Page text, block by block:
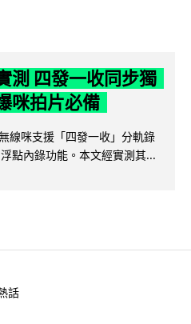
測 四發一收同步獨
咪拍片必備
線咪支援「四發一收」分軌錄
點內錄功能。本文經實測其...
話